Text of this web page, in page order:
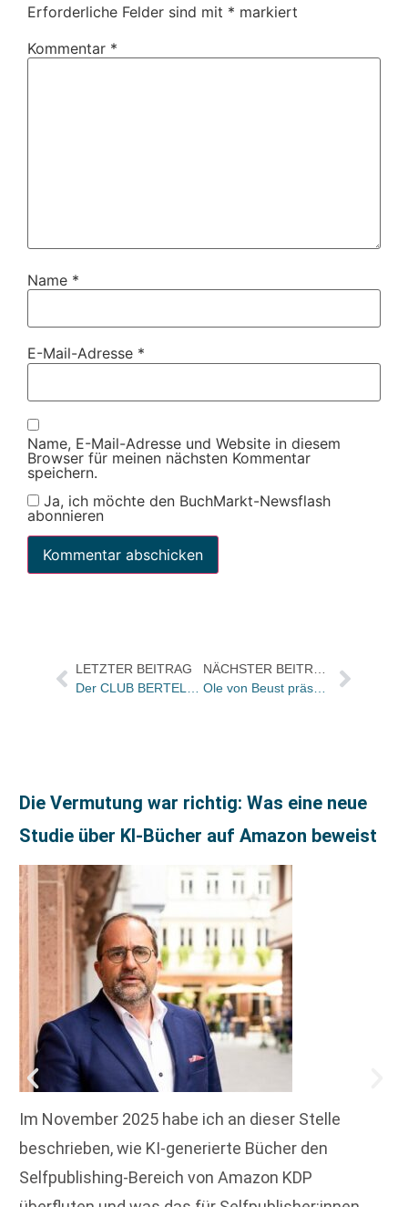
Erforderliche Felder sind mit * markiert
Kommentar *
Name *
E-Mail-Adresse *
Name, E-Mail-Adresse und Website in diesem
Browser für meinen nächsten Kommentar
speichern.
Ja, ich möchte den BuchMarkt-Newsflash
abonnieren
LETZTER BEITRAG
Der CLUB BERTELSMANN will mit Programm- und Marketingabteilung nach Berlin umziehen / Konzept soll bis Ende März stehen / 70 Mitarbeiter müssen gehen
NÄCHSTER BEITRAG
Ole von Beust präsentiert von HEYMANN mitfinanzierte neue HÖB-Kundenkarte
Die Vermutung war richtig: Was eine neue
Studie über KI-Bücher auf Amazon beweist
Im November 2025 habe ich an dieser Stelle
beschrieben, wie KI-generierte Bücher den
Selfpublishing-Bereich von Amazon KDP